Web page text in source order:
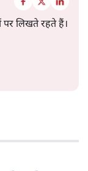
पर लिखते रहते हैं।